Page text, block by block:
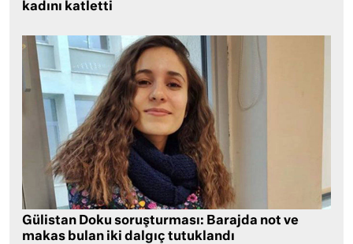
kadını katletti
Gülistan Doku soruşturması: Barajda not ve
makas bulan iki dalgıç tutuklandı